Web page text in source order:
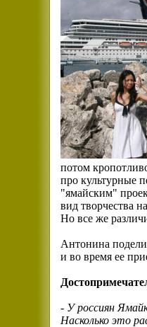
потом
про культурные
"ямайским"
вид творчества
Но все же
Антонина
и во время ее
- У россиян
Насколько это